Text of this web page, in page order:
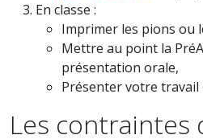
En classe :
Imprimer les pions ou
Mettre au point la
présentation orale,
Présenter votre travail
Les contraintes